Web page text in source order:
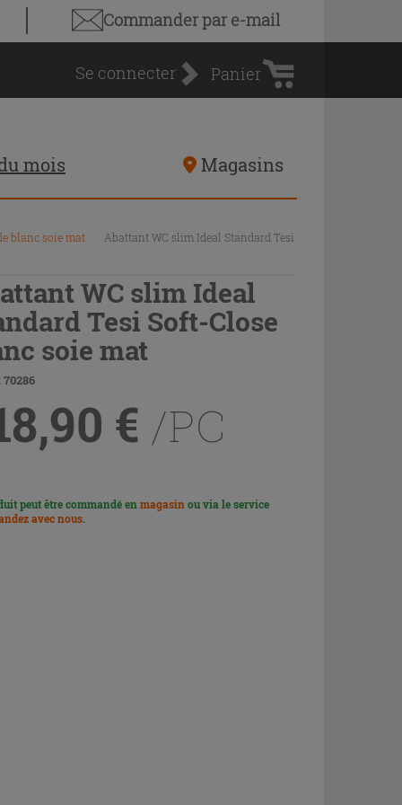
Commander par e-mail
Se connecter
d'achat
Panier
mois Magasins
blanc soie mat
Abattant WC slim Ideal Standard Tesi
WC slim Ideal
Tesi Soft-Close
soie mat
70286
€ /PC
peut être commandé en magasin ou via le service
avec nous.